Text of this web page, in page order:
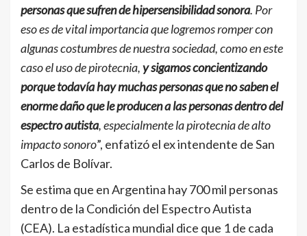
personas que sufren de hipersensibilidad sonora. Por
eso es de vital importancia que logremos romper con
algunas costumbres de nuestra sociedad, como en este
caso el uso de pirotecnia,y sigamos concientizando
porque todavía hay muchas personas que no saben el
enorme daño que le producen a las personas dentro del
espectro autista, especialmente la pirotecnia de alto
impacto sonoro”, enfatizó el ex intendente de San
Carlos de Bolívar.
Se estima que en Argentina hay 700 mil personas
dentro de la Condición del Espectro Autista
(CEA). La estadística mundial dice que 1 de cada